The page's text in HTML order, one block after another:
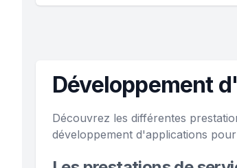
Développement
Découvrez les différentes
développement d'applications